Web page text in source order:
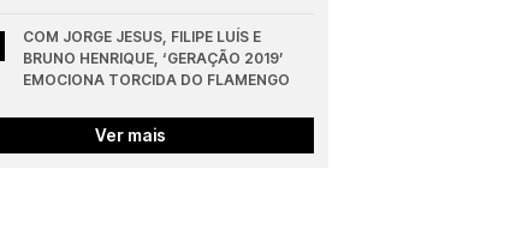
COM JORGE JESUS, FILIPE LUÍS E
BRUNO HENRIQUE, ‘GERAÇÃO 2019’
EMOCIONA TORCIDA DO FLAMENGO
Ver mais